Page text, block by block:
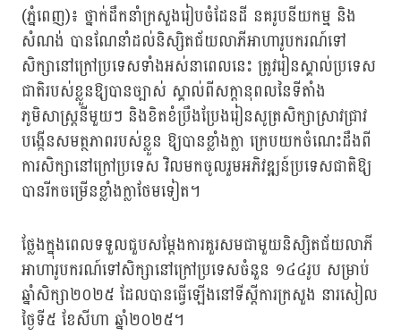
(ភ្នំពេញ)៖ ថ្នាក់ដឹកនាំក្រសួងរៀបចំដែនដី នគរូបនីយកម្ម និង
សំណង់ បានណែនាំដល់និស្សិតជ័យលាភីអាហារូបករណ៍ទៅ
សិក្សានៅក្រៅប្រទេសទាំងអស់នាពេលនេះ ត្រូវរៀនស្គាល់ប្រទេស
ជាតិរបស់ខ្លួនឱ្យបានច្បាស់ ស្គាល់ពីសក្តានុពលនៃទីតាំង
ភូមិសាស្ត្រនីមួយៗ និងខិតខំប្រឹងប្រែងរៀនសូត្រសិក្សាស្រាវជ្រាវ
បង្កើនសមត្ថភាពរបស់ខ្លួន ឱ្យបានខ្លាំងក្លា ក្រេបយកចំណេះដឹងពី
ការសិក្សានៅក្រៅប្រទេស វិលមកចូលរួមអភិវឌ្ឍន៍ប្រទេសជាតិឱ្យ
បានរីកចម្រើនខ្លាំងក្លាថែមទៀត។
ថ្លែងក្នុងពេលទទួលជួបសម្ដែងការគួរសមជាមួយនិស្សិតជ័យលាភី
អាហារូបករណ៍ទៅសិក្សានៅក្រៅប្រទេសចំនួន ១៤៤រូប សម្រាប់
ឆ្នាំសិក្សា២០២៥ ដែលបានធ្វើឡើងនៅទីស្ដីការក្រសួង នារសៀល
ថ្ងៃទី៥ ខែសីហា ឆ្នាំ២០២៥។